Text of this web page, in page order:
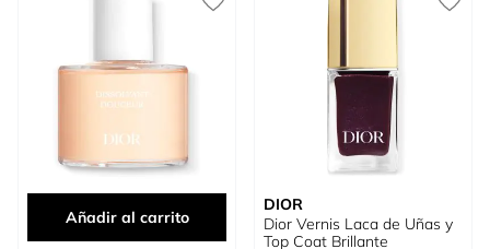
Añadir al carrito
DIOR
Dior Vernis Laca de Uñas y
Top Coat Brillante